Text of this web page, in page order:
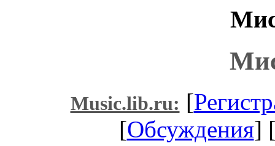
Music.lib.ru: [
[Обсуждения]